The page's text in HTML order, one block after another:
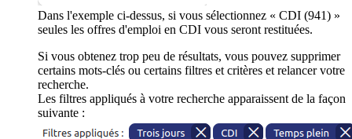
Dans l'exemple ci-dessus, si vous sélectionnez « CDI (941) »
seules les offres d'emploi en CDI vous seront restituées.
Si vous obtenez trop peu de résultats, vous pouvez supprimer
certains mots-clés ou certains filtres et critères et relancer votre
recherche.
Les filtres appliqués à votre recherche apparaissent de la façon
suivante :